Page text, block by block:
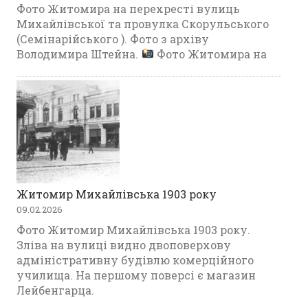
Фото Житомира на перехресті вулиць
Михайлівської та провулка Скорульського
(Семінарійського ). Фото з архіву
Володимира Штейна.
Фото Житомира на
Житомир Михайлівська 1903 року
09.02.2026
Фото Житомир Михайлівська 1903 року.
Зліва на вулиці видно двоповерхову
адміністративну будівлю комерційного
училища. На першому поверсі є магазин
Лейбенгарца.